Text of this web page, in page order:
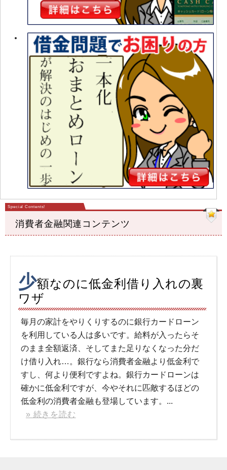
消費者金融関連コンテンツ
少額なのに低金利借り入れの裏
ワザ
毎月の家計をやりくりするのに銀行カードローン
を利用している人は多いです。給料が入ったらそ
のまま全額返済、そしてまた足りなくなった分だ
け借り入れ…。銀行なら消費者金融より低金利で
すし、何より便利ですよね。銀行カードローンは
確かに低金利ですが、今やそれに匹敵するほどの
低金利の消費者金融も登場しています。...
» 続きを読む